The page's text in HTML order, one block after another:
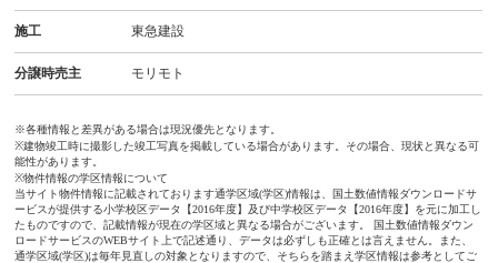
施工 東急建設
分譲時売主 モリモト
※各種情報と差異がある場合は現況優先となります。
※建物竣工時に撮影した竣工写真を掲載している場合があります。その場合、現状と異なる可
能性があります。
※物件情報の学区情報について
当サイト物件情報に記載されております通学区域(学区)情報は、国土数値情報ダウンロードサ
ービスが提供する小学校区データ【2016年度】及び中学校区データ【2016年度】を元に加工し
たものですので、記載情報が現在の学区域と異なる場合がございます。 国土数値情報ダウン
ロードサービスのWEBサイト上で記述通り、データは必ずしも正確とは言えません。また、
通学区域(学区)は毎年見直しの対象となりますので、そちらを踏まえ学区情報は参考としてご